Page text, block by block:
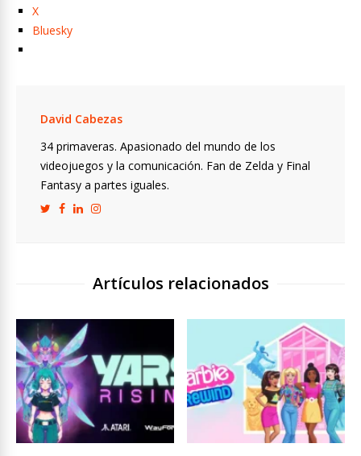
X
Bluesky
David Cabezas
34 primaveras. Apasionado del mundo de los
videojuegos y la comunicación. Fan de Zelda y Final
Fantasy a partes iguales.
Artículos relacionados